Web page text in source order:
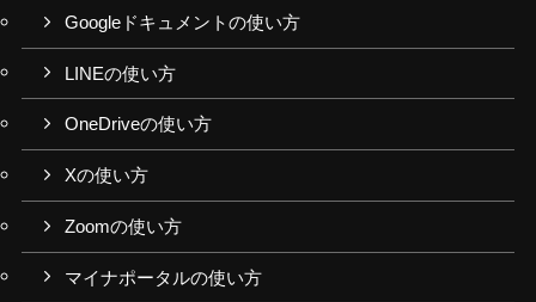
Googleドキュメントの使い方
LINEの使い方
OneDriveの使い方
Xの使い方
Zoomの使い方
マイナポータルの使い方